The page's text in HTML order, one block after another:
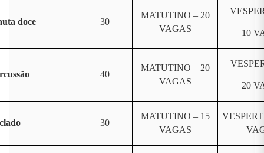
doce 30
MATUTINO – 20
VAGAS
10
40
MATUTINO – 20
VAGAS
20
30
MATUTINO – 15
VAGAS